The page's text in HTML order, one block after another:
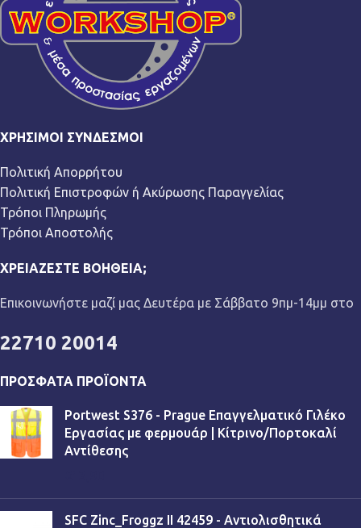
ΧΡΉΣΙΜΟΙ ΣΎΝΔΕΣΜΟΙ
Πολιτική Απορρήτου
Πολιτική Επιστροφών ή Ακύρωσης Παραγγελίας
Τρόποι Πληρωμής
Τρόποι Αποστολής
ΧΡΕΙΆΖΕΣΤΕ ΒΟΉΘΕΙΑ;
Επικοινωνήστε μαζί μας Δευτέρα με Σάββατο 9πμ-14μμ στο
22710 20014
ΠΡΌΣΦΑΤΑ ΠΡΟΪΌΝΤΑ
Portwest S376 - Prague Επαγγελματικό Γιλέκο
Εργασίας με φερμουάρ | Κίτρινο/Πορτοκαλί
Αντίθεσης
SFC Zinc_Froggz II 42459 - Αντιολισθητικά